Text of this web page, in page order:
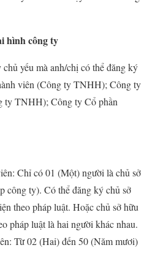
hình công ty
yếu mà anh/chị có thể đăng ký
viên (Công ty TNHH); Công ty
ty TNHH); Công ty Cổ phần
Chỉ có 01 (Một) người là chủ sở
công ty). Có thể đăng ký chủ sở
theo pháp luật. Hoặc chủ sở hữu
pháp luật là hai người khác nhau.
Từ 02 (Hai) đến 50 (Năm mươi)